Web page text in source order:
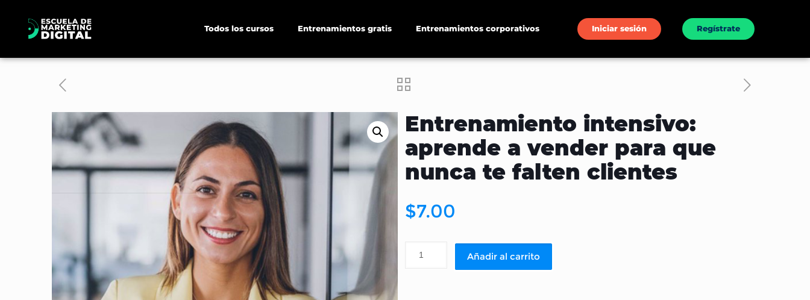
Todos los cursos Entrenamientos gratis Entrenamientos corporativos Iniciar sesión Regístrate
Entrenamiento intensivo:
aprende a vender para que
nunca te falten clientes
$7.00
Añadir al carrito